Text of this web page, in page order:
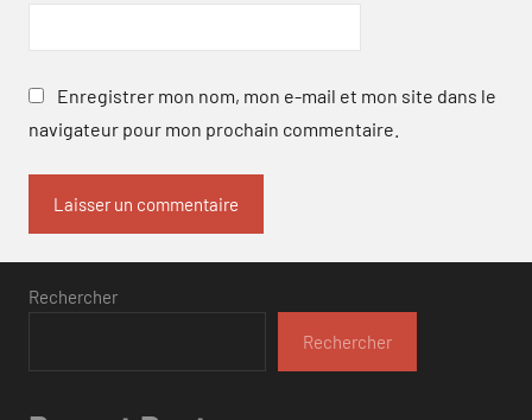
Enregistrer mon nom, mon e-mail et mon site dans le
navigateur pour mon prochain commentaire.
Rechercher
Rechercher